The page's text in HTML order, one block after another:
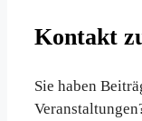
Kontakt
Sie haben